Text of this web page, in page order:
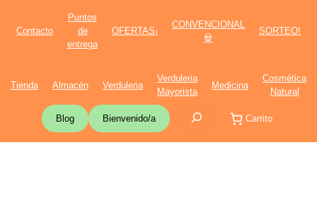
Contacto
Puntos
de
entrega
OFERTAS¡
CONVENCIONAL
💀
SORTEO!
Tienda Almacén Verduleria
Verduleria
Mayorista
Medicina
Cosmética
Natural
Blog Bienvenido/a
Carrito